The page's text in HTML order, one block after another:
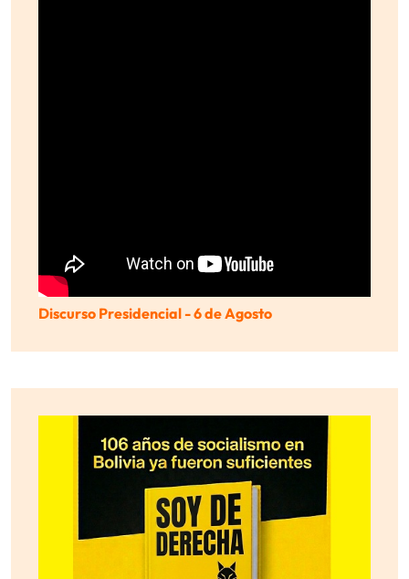
Discurso Presidencial - 6 de Agosto